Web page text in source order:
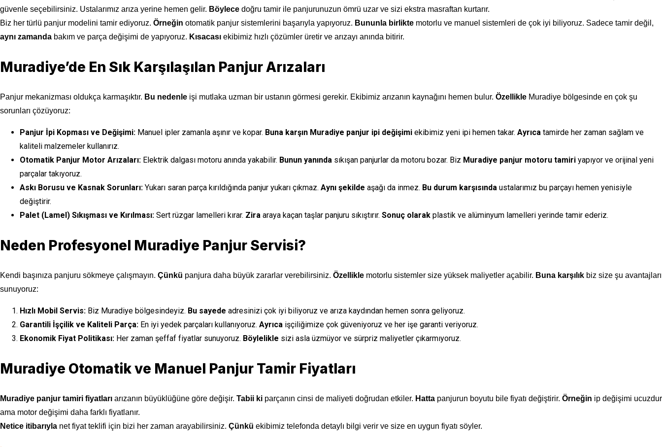
güvenle seçebilirsiniz. Ustalarımız arıza yerine hemen gelir. Böylece doğru tamir ile panjurunuzun ömrü uzar ve sizi ekstra masraftan kurtarır.
Biz her türlü panjur modelini tamir ediyoruz. Örneğin otomatik panjur sistemlerini başarıyla yapıyoruz. Bununla birlikte motorlu ve manuel sistemleri de çok iyi biliyoruz. Sadece tamir değil,
aynı zamanda bakım ve parça değişimi de yapıyoruz. Kısacası ekibimiz hızlı çözümler üretir ve arızayı anında bitirir.
Muradiye’de En Sık Karşılaşılan Panjur Arızaları
Panjur mekanizması oldukça karmaşıktır. Bu nedenle işi mutlaka uzman bir ustanın görmesi gerekir. Ekibimiz arızanın kaynağını hemen bulur. Özellikle Muradiye bölgesinde en çok şu
sorunları çözüyoruz:
Panjur İpi Kopması ve Değişimi: Manuel ipler zamanla aşınır ve kopar. Buna karşın Muradiye panjur ipi değişimi ekibimiz yeni ipi hemen takar. Ayrıca tamirde her zaman sağlam ve
kaliteli malzemeler kullanırız.
Otomatik Panjur Motor Arızaları: Elektrik dalgası motoru anında yakabilir. Bunun yanında sıkışan panjurlar da motoru bozar. Biz Muradiye panjur motoru tamiri yapıyor ve orijinal yeni
parçalar takıyoruz.
Askı Borusu ve Kasnak Sorunları: Yukarı saran parça kırıldığında panjur yukarı çıkmaz. Aynı şekilde aşağı da inmez. Bu durum karşısında ustalarımız bu parçayı hemen yenisiyle
değiştirir.
Palet (Lamel) Sıkışması ve Kırılması: Sert rüzgar lamelleri kırar. Zira araya kaçan taşlar panjuru sıkıştırır. Sonuç olarak plastik ve alüminyum lamelleri yerinde tamir ederiz.
Neden Profesyonel Muradiye Panjur Servisi?
Kendi başınıza panjuru sökmeye çalışmayın. Çünkü panjura daha büyük zararlar verebilirsiniz. Özellikle motorlu sistemler size yüksek maliyetler açabilir. Buna karşılık biz size şu avantajları
sunuyoruz:
Hızlı Mobil Servis: Biz Muradiye bölgesindeyiz. Bu sayede adresinizi çok iyi biliyoruz ve arıza kaydından hemen sonra geliyoruz.
Garantili İşçilik ve Kaliteli Parça: En iyi yedek parçaları kullanıyoruz. Ayrıca işçiliğimize çok güveniyoruz ve her işe garanti veriyoruz.
Ekonomik Fiyat Politikası: Her zaman şeffaf fiyatlar sunuyoruz. Böylelikle sizi asla üzmüyor ve sürpriz maliyetler çıkarmıyoruz.
Muradiye Otomatik ve Manuel Panjur Tamir Fiyatları
Muradiye panjur tamiri fiyatları arızanın büyüklüğüne göre değişir. Tabii ki parçanın cinsi de maliyeti doğrudan etkiler. Hatta panjurun boyutu bile fiyatı değiştirir. Örneğin ip değişimi ucuzdur
ama motor değişimi daha farklı fiyatlanır.
Netice itibarıyla net fiyat teklifi için bizi her zaman arayabilirsiniz. Çünkü ekibimiz telefonda detaylı bilgi verir ve size en uygun fiyatı söyler.